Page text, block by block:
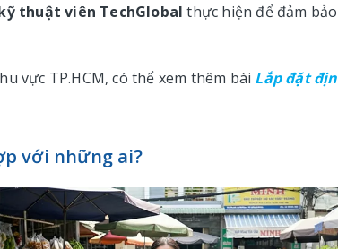
thuật viên TechGlobal thực hiện để đảm
vực TP.HCM, có thể xem thêm bài Lắp đặt
với những ai?